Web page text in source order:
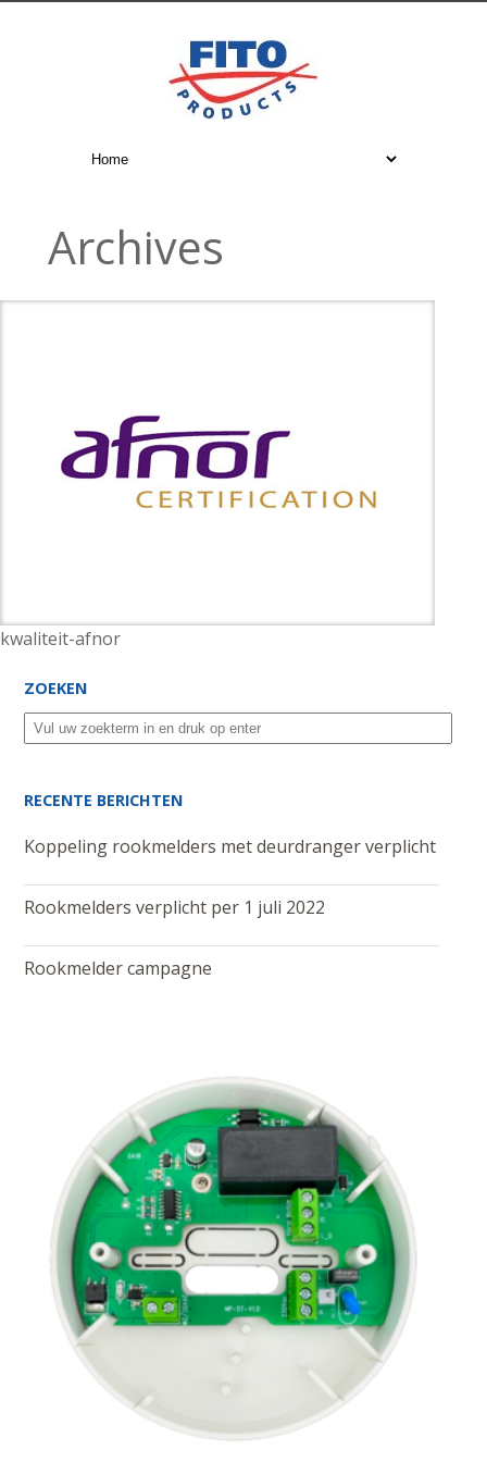
Archives
kwaliteit-afnor
ZOEKEN
RECENTE BERICHTEN
Koppeling rookmelders met deurdranger verplicht
Rookmelders verplicht per 1 juli 2022
Rookmelder campagne